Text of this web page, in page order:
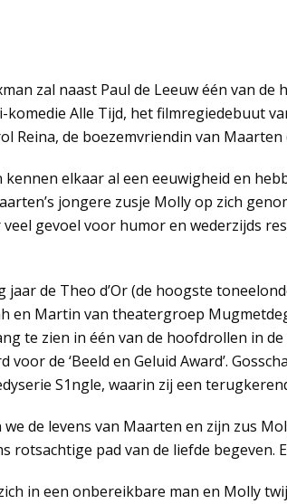
zal naast Paul de Leeuw één van
Alle Tijd, het filmregiedebuut
Reina, de boezemvriendin van Maarten
kennen elkaar al een eeuwigheid en
jongere zusje Molly op zich
gevoel voor humor en wederzijds
jaar de Theo d’Or (de hoogste
en Martin van theatergroep
te zien in één van de hoofdrollen in
voor de ‘Beeld en Geluid Award’.
S1ngle, waarin zij een
de levens van Maarten en zijn zus
rotsachtige pad van de liefde begeven.
in een onbereikbare man en Molly